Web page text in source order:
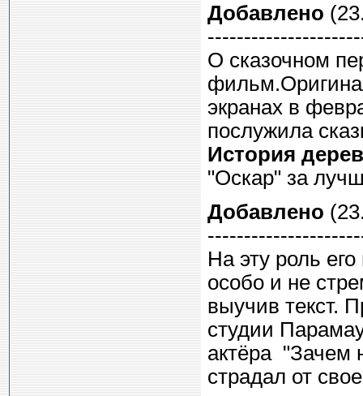
Добавлено
О сказочном
экранах в
послужила
История
"Оскар" за
Добавлено
На эту роль
особо и не
выучив текст.
студии
актёра "Зачем
страдал от